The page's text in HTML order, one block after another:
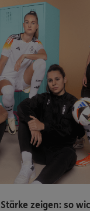
Stärke zeigen: so